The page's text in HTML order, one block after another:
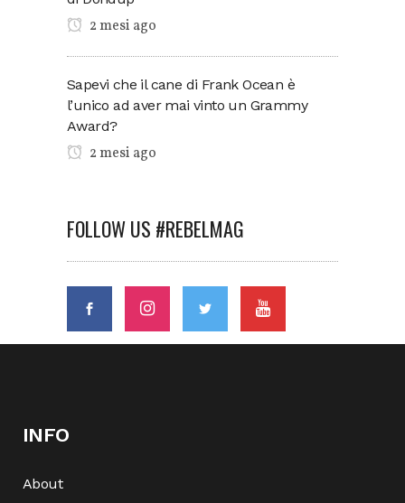
2 mesi ago
Sapevi che il cane di Frank Ocean è
l’unico ad aver mai vinto un Grammy
Award?
2 mesi ago
FOLLOW US #REBELMAG
INFO
About